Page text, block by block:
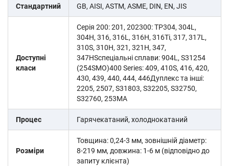
Стандартний GB, AISI, ASTM, ASME, DIN, EN, JIS
Доступні
класи
Серія 200: 201, 202300: TP304, 304L,
304H, 316, 316L, 316H, 316Ti, 317, 317L,
310S, 310H, 321, 321H, 347,
347HSспеціальні сплави: 904L, S31254
(254SMO)400 Series: 409, 410S, 416, 420,
430, 439, 440, 444, 446Дуплекс та інші:
2205, 2507, S31803, S32205, S32750,
S32760, 253MA
Процес Гарячекатаний, холоднокатаний
Розміри
Товщина: 0,24-3 мм, зовнішній діаметр:
8-219 мм, довжина: 1-6 м (відповідно до
запиту клієнта)